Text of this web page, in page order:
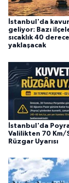
İstanbul'da
geliyor: Bazı
sıcaklık 40
yaklaşacak
İstanbul'da
Valilikten 70 Km/
Rüzgar Uyarısı